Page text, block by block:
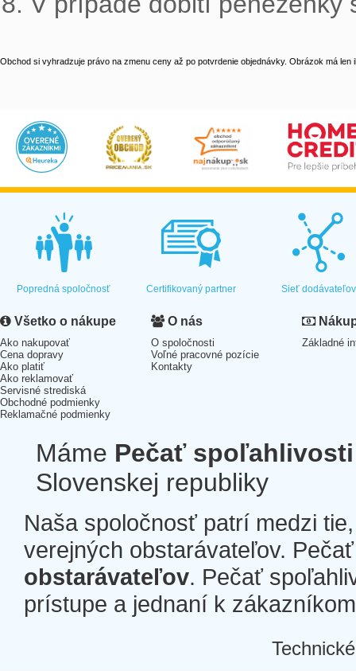
Obchod si vyhradzuje právo na zmenu ceny až po potvrdenie objednávky. Obrázok má len
Popredná spoločnosť Certifikovaný partner Sieť dodávateľov
Všetko o nákupe
Ako nakupovať
Cena dopravy
Ako platiť
Ako reklamovať
Servisné strediská
Obchodné podmienky
Reklamačné podmienky
O nás
O spoločnosti
Voľné pracovné pozície
Kontakty
Základné
Máme Pečať spoľahlivosti
Slovenskej republiky
Naša spoločnosť patrí medzi
verejných obstarávateľov.
obstarávateľov. Pečať
prístupe a jednaní k